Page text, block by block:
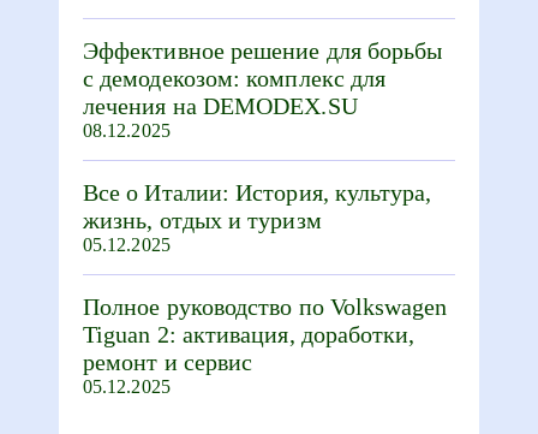
Эффективное решение для борьбы
с демодекозом: комплекс для
лечения на DEMODEX.SU
08.12.2025
Все о Италии: История, культура,
жизнь, отдых и туризм
05.12.2025
Полное руководство по Volkswagen
Tiguan 2: активация, доработки,
ремонт и сервис
05.12.2025